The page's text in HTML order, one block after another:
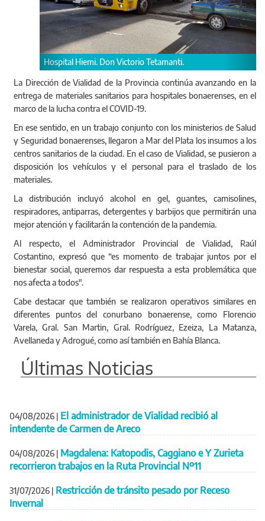
Don Victorio Tetamanti.
Las entregas de
camisolines,
barbijos.
La Dirección de Vialidad de la Provincia continúa avanzando en la
entrega de materiales sanitarios para hospitales bonaerenses, en el
marco de la lucha contra el COVID-19.
En ese sentido, en un trabajo conjunto con los ministerios de Salud
y Seguridad bonaerenses, llegaron a Mar del Plata los insumos a los
centros sanitarios de la ciudad. En el caso de Vialidad, se pusieron a
disposición los vehículos y el personal para el traslado de los
materiales.
La distribución incluyó alcohol en gel, guantes, camisolines,
respiradores, antiparras, detergentes y barbijos que permitirán una
mejor atención y facilitarán la contención de la pandemia.
Al respecto, el Administrador Provincial de Vialidad, Raúl
Costantino, expresó que “es momento de trabajar juntos por el
bienestar social, queremos dar respuesta a esta problemática que
nos afecta a todos".
Cabe destacar que también se realizaron operativos similares en
diferentes puntos del conurbano bonaerense, como Florencio
Varela, Gral. San Martin, Gral. Rodríguez, Ezeiza, La Matanza,
Avellaneda y Adrogué, como así también en Bahía Blanca.
Últimas Noticias
04/08/2026 | El administrador de Vialidad recibió al
intendente de Carmen de Areco
04/08/2026 | Magdalena: Katopodis, Caggiano e Y Zurieta
recorrieron trabajos en la Ruta Provincial Nº11
31/07/2026 | Restricción de tránsito pesado por Receso
Invernal